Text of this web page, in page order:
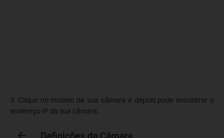
3. Clique no modelo da sua câmara e depois pode encontrar o
endereço IP da sua câmara.